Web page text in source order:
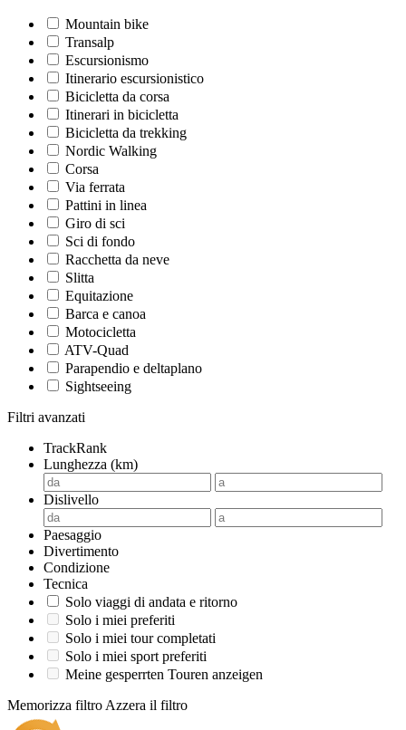
Mountain bike
Transalp
Escursionismo
Itinerario escursionistico
Bicicletta da corsa
Itinerari in bicicletta
Bicicletta da trekking
Nordic Walking
Corsa
Via ferrata
Pattini in linea
Giro di sci
Sci di fondo
Racchetta da neve
Slitta
Equitazione
Barca e canoa
Motocicletta
ATV-Quad
Parapendio e deltaplano
Sightseeing
Filtri avanzati
TrackRank
Lunghezza (km)
Dislivello
Paesaggio
Divertimento
Condizione
Tecnica
Solo viaggi di andata e ritorno
Solo i miei preferiti
Solo i miei tour completati
Solo i miei sport preferiti
Meine gesperrten Touren anzeigen
Memorizza filtro Azzera il filtro